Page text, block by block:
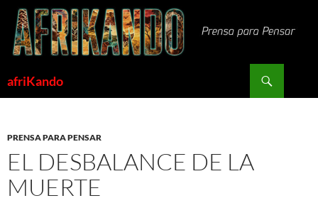
Saltar
contenido
afriKando
PRENSA PARA PENSAR
EL DESBALANCE DE LA
MUERTE